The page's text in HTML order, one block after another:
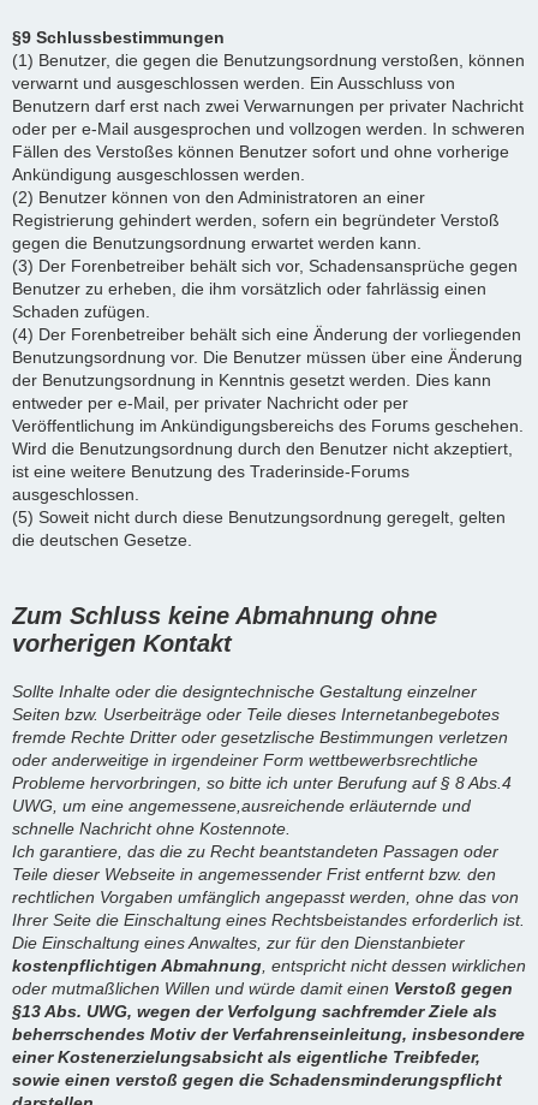
§9 Schlussbestimmungen
(1) Benutzer, die gegen die Benutzungsordnung verstoßen, können
verwarnt und ausgeschlossen werden. Ein Ausschluss von
Benutzern darf erst nach zwei Verwarnungen per privater Nachricht
oder per e-Mail ausgesprochen und vollzogen werden. In schweren
Fällen des Verstoßes können Benutzer sofort und ohne vorherige
Ankündigung ausgeschlossen werden.
(2) Benutzer können von den Administratoren an einer
Registrierung gehindert werden, sofern ein begründeter Verstoß
gegen die Benutzungsordnung erwartet werden kann.
(3) Der Forenbetreiber behält sich vor, Schadensansprüche gegen
Benutzer zu erheben, die ihm vorsätzlich oder fahrlässig einen
Schaden zufügen.
(4) Der Forenbetreiber behält sich eine Änderung der vorliegenden
Benutzungsordnung vor. Die Benutzer müssen über eine Änderung
der Benutzungsordnung in Kenntnis gesetzt werden. Dies kann
entweder per e-Mail, per privater Nachricht oder per
Veröffentlichung im Ankündigungsbereichs des Forums geschehen.
Wird die Benutzungsordnung durch den Benutzer nicht akzeptiert,
ist eine weitere Benutzung des Traderinside-Forums
ausgeschlossen.
(5) Soweit nicht durch diese Benutzungsordnung geregelt, gelten
die deutschen Gesetze.
Zum Schluss keine Abmahnung ohne
vorherigen Kontakt
Sollte Inhalte oder die designtechnische Gestaltung einzelner
Seiten bzw. Userbeiträge oder Teile dieses Internetanbegebotes
fremde Rechte Dritter oder gesetzlische Bestimmungen verletzen
oder anderweitige in irgendeiner Form wettbewerbsrechtliche
Probleme hervorbringen, so bitte ich unter Berufung auf § 8 Abs.4
UWG, um eine angemessene,ausreichende erläuternde und
schnelle Nachricht ohne Kostennote.
Ich garantiere, das die zu Recht beantstandeten Passagen oder
Teile dieser Webseite in angemessender Frist entfernt bzw. den
rechtlichen Vorgaben umfänglich angepasst werden, ohne das von
Ihrer Seite die Einschaltung eines Rechtsbeistandes erforderlich ist.
Die Einschaltung eines Anwaltes, zur für den Dienstanbieter
kostenpflichtigen Abmahnung , entspricht nicht dessen wirklichen
oder mutmaßlichen Willen und würde damit einen Verstoß gegen
§13 Abs. UWG, wegen der Verfolgung sachfremder Ziele als
beherrschendes Motiv der Verfahrenseinleitung, insbesondere
einer Kostenerzielungsabsicht als eigentliche Treibfeder,
sowie einen verstoß gegen die Schadensminderungspflicht